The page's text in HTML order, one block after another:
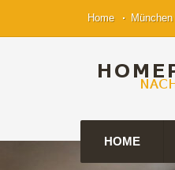
Home München
HOME